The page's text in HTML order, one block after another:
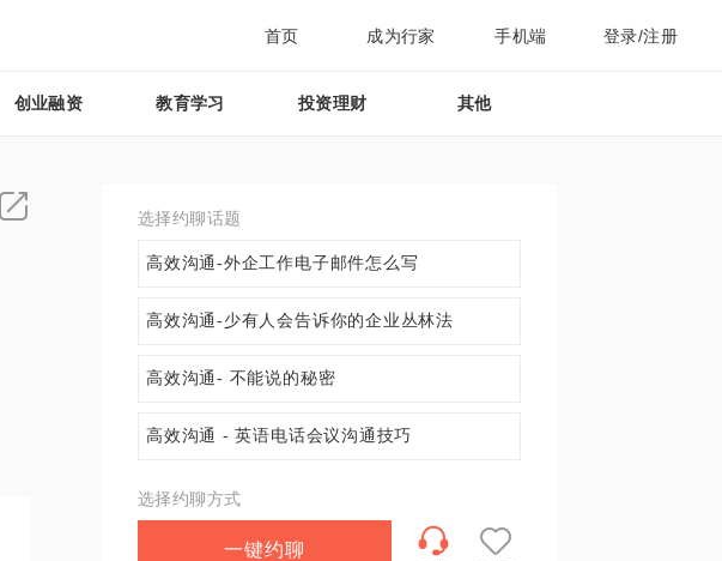
首页 成为行家 手机端 登录/注册
创业融资 教育学习 投资理财 其他
选择约聊话题
高效沟通-外企工作电子邮件怎么写
高效沟通-少有人会告诉你的企业丛林法
高效沟通- 不能说的秘密
高效沟通 - 英语电话会议沟通技巧
选择约聊方式
一键约聊